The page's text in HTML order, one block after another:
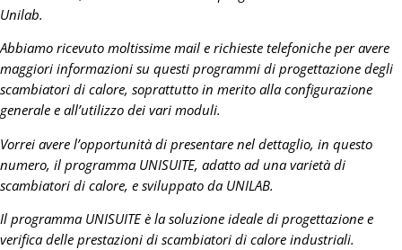
Unilab.
Abbiamo ricevuto moltissime mail e richieste telefoniche per avere
maggiori informazioni su questi programmi di progettazione degli
scambiatori di calore, soprattutto in merito alla configurazione
generale e all’utilizzo dei vari moduli.
Vorrei avere l’opportunità di presentare nel dettaglio, in questo
numero, il programma UNISUITE, adatto ad una varietà di
scambiatori di calore, e sviluppato da UNILAB.
Il programma UNISUITE è la soluzione ideale di progettazione e
verifica delle prestazioni di scambiatori di calore industriali.